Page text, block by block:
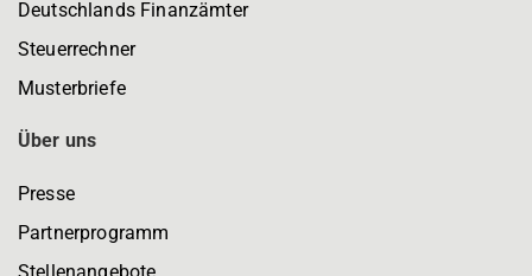
Deutschlands Finanzämter
Steuerrechner
Musterbriefe
Über uns
Presse
Partnerprogramm